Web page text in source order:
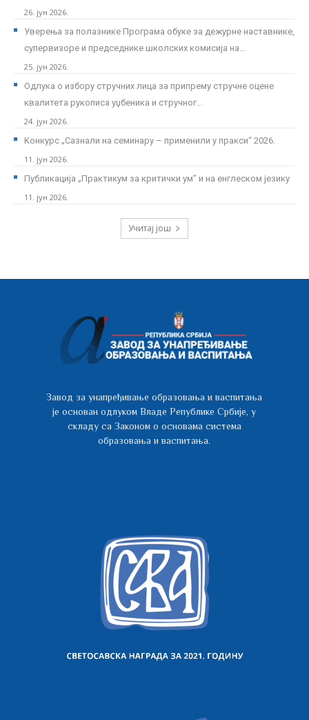
26. јун 2026.
Уверења за полазнике Програмa обуке за дежурне наставнике,
супервизоре и председнике школских комисија на...
25. јун 2026.
Одлука о избору стручних лица за припрему стручне оцене
квалитета рукописа уџбеника и стручног...
24. јун 2026.
Kонкурс „Сазнали на семинару – применили у пракси“ 2026.
11. јун 2026.
Публикација „Практикум за критички ум” и на енглеском језику
11. јун 2026.
Учитај још
Завод за унапређивање образовања и васпитања
је основан одлуком Владе Републике Србије, у
складу са Законом о основама система
образовања и васпитања.